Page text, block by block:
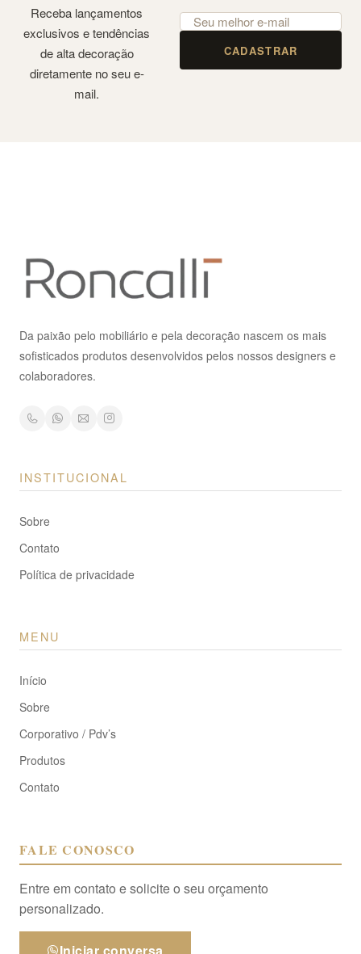
Receba lançamentos
exclusivos e tendências
de alta decoração
diretamente no seu e-
mail.
CADASTRAR
Da paixão pelo mobiliário e pela decoração nascem os mais
sofisticados produtos desenvolvidos pelos nossos designers e
colaboradores.
INSTITUCIONAL
Sobre
Contato
Política de privacidade
MENU
Início
Sobre
Corporativo / Pdv’s
Produtos
Contato
FALE CONOSCO
Entre em contato e solicite o seu orçamento
personalizado.
Iniciar conversa